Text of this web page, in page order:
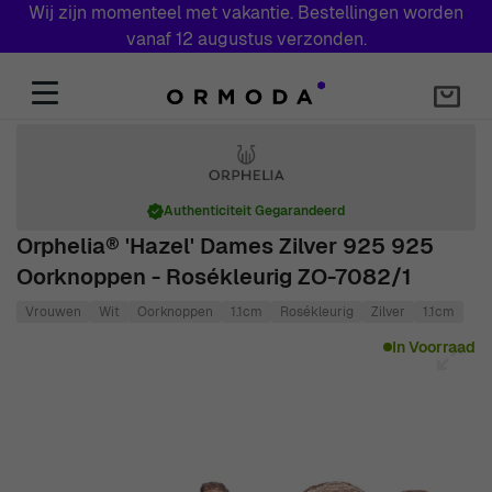
Wij zijn momenteel met vakantie. Bestellingen worden
vanaf 12 augustus verzonden.
Orphelia® 'Hazel' Dames Zilver 925 925
Oorknoppen - Rosékleurig ZO-7082/1
Authenticiteit Gegarandeerd
Vrouwen Wit Oorknoppen 1.1cm Rosékleurig Zilver 1.1cm
In Voorraad